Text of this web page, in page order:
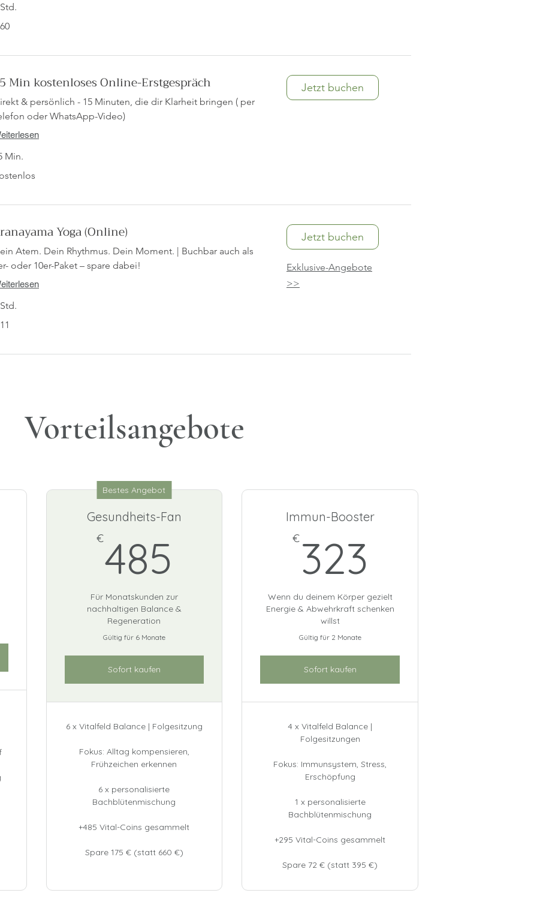
Min kostenloses Online-Erstgespräch
& persönlich - 15 Minuten, die dir Klarheit bringen ( per
oder WhatsApp-Video)
Min.
Jetzt buchen
Yoga (Online)
Atem. Dein Rhythmus. Dein Moment. | Buchbar auch als
oder 10er-Paket – spare dabei!
Jetzt buchen
Exklusive-Angebote
>>
Vorteilsangebote
Bestes Angebot
Gesundheits-Fan
€485
Für Monatskunden zur
nachhaltigen Balance &
Regeneration
Gültig für 6 Monate
Sofort kaufen
6 x Vitalfeld Balance | Folgesitzung
Fokus: Alltag kompensieren,
Frühzeichen erkennen
6 x personalisierte
Bachblütenmischung
+485 Vital-Coins gesammelt
Spare 175 € (statt 660 €)
Immun-Booster
€ 323
Wenn du deinem Körper gezielt
Energie & Abwehrkraft schenken
willst
Gültig für 2 Monate
Sofort kaufen
4 x Vitalfeld Balance |
Folgesitzungen
Fokus: Immunsystem, Stress,
Erschöpfung
1 x personalisierte
Bachblütenmischung
+295 Vital-Coins gesammelt
Spare 72 € (statt 395 €)